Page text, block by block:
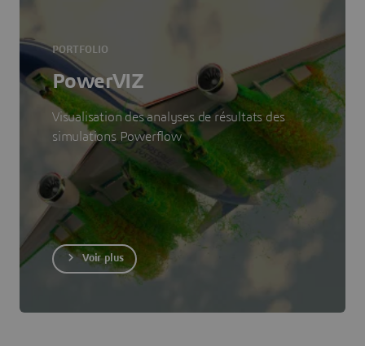
PORTFOLIO
PowerVIZ
Visualisation des analyses de résultats des
simulations Powerflow
Voir plus